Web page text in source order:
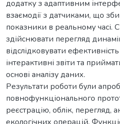
додатку з адаптивним
взаємодії з датчиками, що
показники в реальному часі.
здійснювати перегляд
відслідковувати
інтерактивні звіти та
основі аналізу даних.
Результати роботи були
повнофункціонального
реєстрацію, облік, перегляд,